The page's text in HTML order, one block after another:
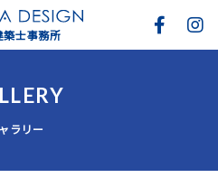
築士事務所
ラリー